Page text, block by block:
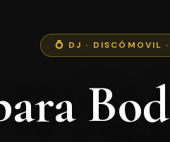
💍 DJ · DISCÓMOVIL